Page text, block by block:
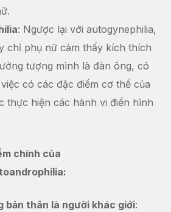
: Ngược lại với autogynephilia,
chỉ phụ nữ cảm thấy kích thích
tượng mình là đàn ông, có
có các đặc điểm cơ thể của
thực hiện các hành vi điển hình
chính của
bản thân là người khác giới: